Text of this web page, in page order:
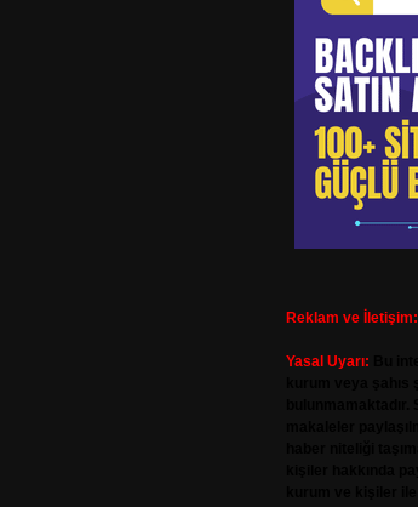
Reklam ve İletişim:
Yasal Uyarı: